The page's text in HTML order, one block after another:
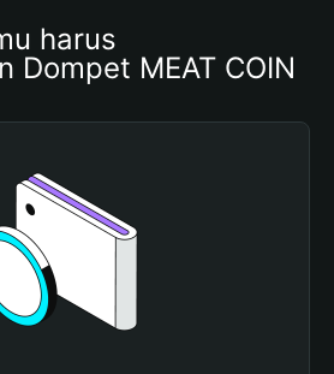
harus
Dompet MEAT COIN